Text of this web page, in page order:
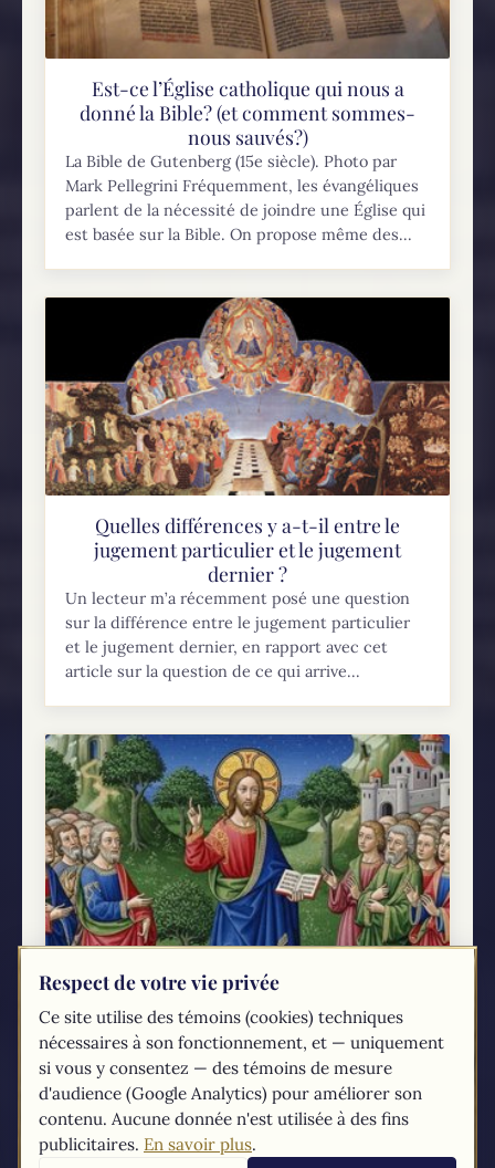
Est-ce l’Église catholique qui nous a
donné la Bible? (et comment sommes-
nous sauvés?)
La Bible de Gutenberg (15e siècle). Photo par
Mark Pellegrini Fréquemment, les évangéliques
parlent de la nécessité de joindre une Église qui
est basée sur la Bible. On propose même des...
Quelles différences y a-t-il entre le
jugement particulier et le jugement
dernier ?
Un lecteur m’a récemment posé une question
sur la différence entre le jugement particulier
et le jugement dernier, en rapport avec cet
article sur la question de ce qui arrive...
À la découverte de Jésus et de la Bible
Introduction: La quête de sens et le courage de
poser des questionsL'aventure humaine est, à
son niveau le plus profond, une quête de sens.
Tôt ou tard, dans le silence...
Respect de votre vie privée
Ce site utilise des témoins (cookies) techniques
nécessaires à son fonctionnement, et — uniquement
si vous y consentez — des témoins de mesure
d'audience (Google Analytics) pour améliorer son
contenu. Aucune donnée n'est utilisée à des fins
publicitaires. En savoir plus.